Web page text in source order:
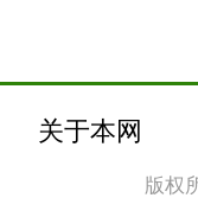
关于本网
版权